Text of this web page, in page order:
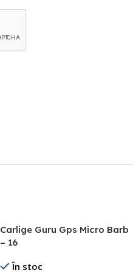
Carlige Guru Gps Micro Barb
– 16
În stoc